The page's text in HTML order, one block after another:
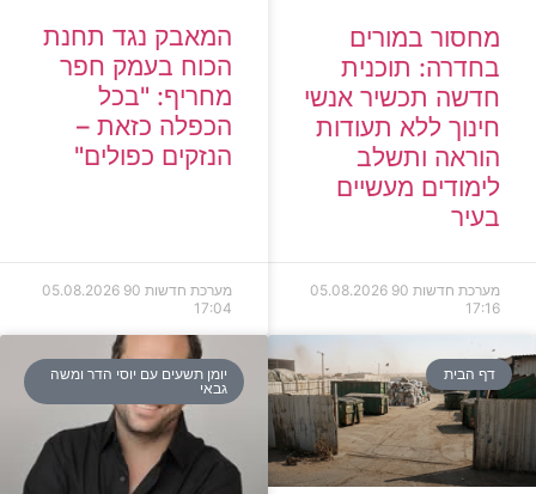
מחסור במורים
בחדרה: תוכנית
חדשה תכשיר אנשי
חינוך ללא תעודות
הוראה ותשלב
לימודים מעשיים
בעיר
מערכת חדשות 90
05.08.2026
17:16
המאבק נגד תחנת
הכוח בעמק חפר
מחריף: "בכל
הכפלה כזאת –
הנזקים כפולים"
מערכת חדשות 90
05.08.2026
17:04
דף הבית
יומן תשעים עם יוסי הדר ומשה
גבאי